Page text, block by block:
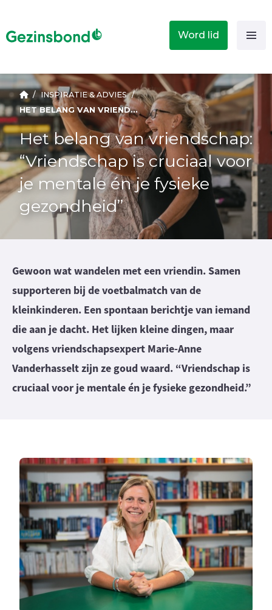
Word lid
/ INSPIRATIE & ADVIES /
HET BELANG VAN VRIENDSCHAP: “VRIENDSCHAP IS CRUCIAAL VOOR JE MENTALE ÉN JE FYSIEKE GEZONDHEID”
Het belang van vriendschap:
“Vriendschap is cruciaal voor
je mentale én je fysieke
gezondheid”
Gewoon wat wandelen met een vriendin. Samen
supporteren bij de voetbalmatch van de
kleinkinderen. Een spontaan berichtje van iemand
die aan je dacht. Het lijken kleine dingen, maar
volgens vriendschapsexpert Marie-Anne
Vanderhasselt zijn ze goud waard. “Vriendschap is
cruciaal voor je mentale én je fysieke gezondheid.”